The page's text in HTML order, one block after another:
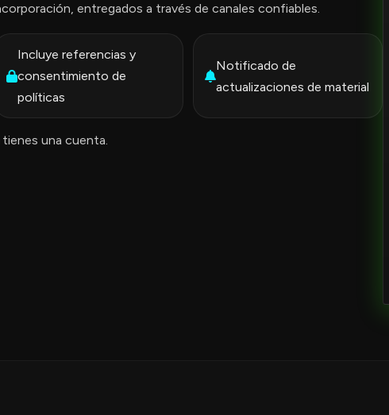
entregados a través de canales confiables.
Incluye referencias y
consentimiento de
políticas
Notificado de
actualizaciones de material
tienes una cuenta.